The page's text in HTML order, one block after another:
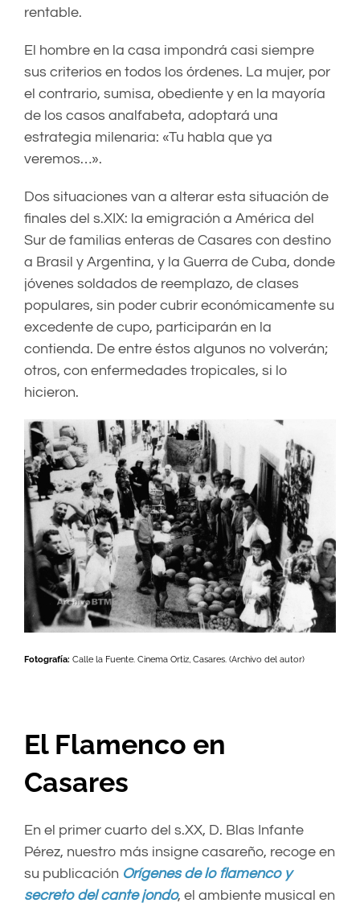
rentable.
El hombre en la casa impondrá casi siempre
sus criterios en todos los órdenes. La mujer, por
el contrario, sumisa, obediente y en la mayoría
de los casos analfabeta, adoptará una
estrategia milenaria: «Tu habla que ya
veremos…».
Dos situaciones van a alterar esta situación de
finales del s.XIX: la emigración a América del
Sur de familias enteras de Casares con destino
a Brasil y Argentina, y la Guerra de Cuba, donde
jóvenes soldados de reemplazo, de clases
populares, sin poder cubrir económicamente su
excedente de cupo, participarán en la
contienda. De entre éstos algunos no volverán;
otros, con enfermedades tropicales, si lo
hicieron.
Fotografía: Calle la Fuente. Cinema Ortiz, Casares. (Archivo del autor)
El Flamenco en
Casares
En el primer cuarto del s.XX, D. Blas Infante
Pérez, nuestro más insigne casareño, recoge en
su publicación Orígenes de lo flamenco y
secreto del cante jondo, el ambiente musical en